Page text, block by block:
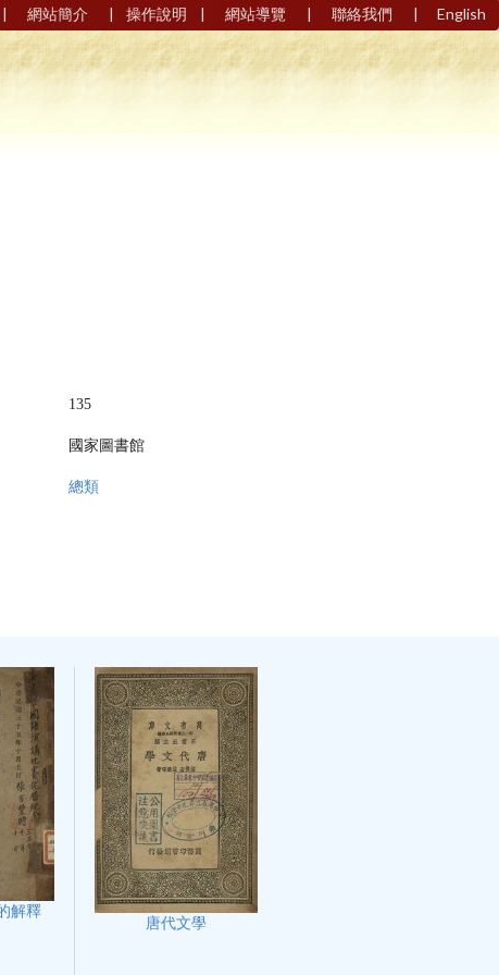
| 網站簡介 | 操作說明 | 網站導覽 | 聯絡我們 | English
135
國家圖書館
總類
解釋
唐代文學